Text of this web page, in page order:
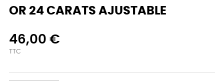
OR 24 CARATS AJUSTABLE
46,00 €
TTC